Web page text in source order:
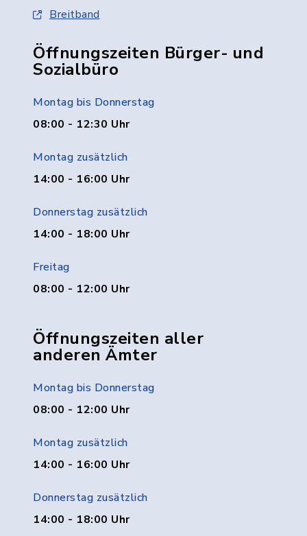
Breitband
Öffnungszeiten Bürger- und
Sozialbüro
Montag bis Donnerstag
08:00 - 12:30 Uhr
Montag zusätzlich
14:00 - 16:00 Uhr
Donnerstag zusätzlich
14:00 - 18:00 Uhr
Freitag
08:00 - 12:00 Uhr
Öffnungszeiten aller
anderen Ämter
Montag bis Donnerstag
08:00 - 12:00 Uhr
Montag zusätzlich
14:00 - 16:00 Uhr
Donnerstag zusätzlich
14:00 - 18:00 Uhr